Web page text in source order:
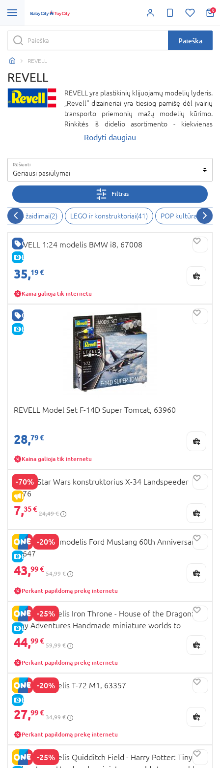
0
Paieška
REVELL
REVELL
REVELL yra plastikinių klijuojamų modelių lyderis.
„Revell“ dizaineriai yra tiesiog pamišę dėl įvairių
transporto priemonių mažų modelių kūrimo.
Rinkitės iš didelio asortimento - kiekvienas
automobilis, laivas, lėktuvas itin tiksliai atkartotas.
kolekcionieriams.
Rodyti daugiau
Rūšiuoti
Geriausi pasiūlymai
Filtras
žaidimai(2) LEGO ir konstruktoriai(41) POP kultūra ir
GERA KAINA
E-KAINA
REVELL 1:24 modelis BMW i8, 67008
35,19 €
Kaina galioja tik internetu
GERA KAINA
E-KAINA
REVELL Model Set F-14D Super Tomcat, 63960
28,79 €
Kaina galioja tik internetu
-70%
IŠPARDAVIMAS
Revell Star Wars konstruktorius X-34 Landspeeder
6676
7,35 €
24,49 €
-20%
E-KAINA
REVELL 1:24 modelis Ford Mustang 60th Anniversary,
05647
43,99 €
54,99 €
Perkant papildomą prekę internetu
-25%
E-KAINA
REVELL modelis Iron Throne - House of the Dragon:
Tiny Adventures Handmade miniature worlds to
assemble, 00531
44,99 €
59,99 €
Perkant papildomą prekę internetu
-20%
E-KAINA
REVELL modelis T-72 M1, 63357
27,99 €
34,99 €
Perkant papildomą prekę internetu
-25%
REVELL modelis Quidditch Field - Harry Potter: Tiny